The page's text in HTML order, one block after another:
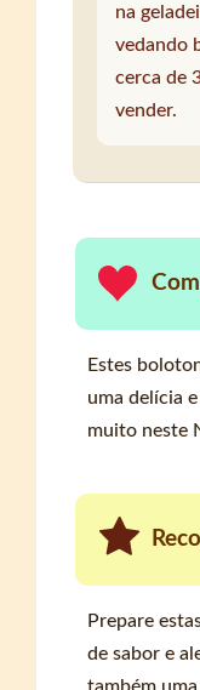
na
vedando
cerca de
vender.
Estes
uma delícia
muito neste
Prepare
de sabor e
também